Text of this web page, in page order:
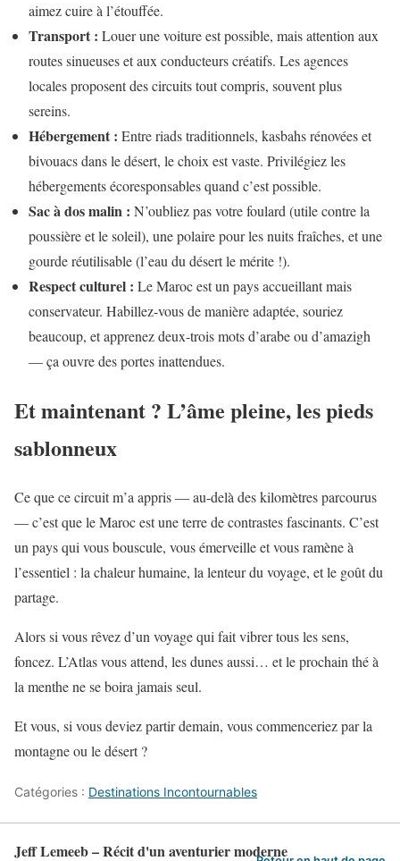
aimez cuire à l’étouffée.
Transport : Louer une voiture est possible, mais attention aux
routes sinueuses et aux conducteurs créatifs. Les agences
locales proposent des circuits tout compris, souvent plus
sereins.
Hébergement : Entre riads traditionnels, kasbahs rénovées et
bivouacs dans le désert, le choix est vaste. Privilégiez les
hébergements écoresponsables quand c’est possible.
Sac à dos malin : N’oubliez pas votre foulard (utile contre la
poussière et le soleil), une polaire pour les nuits fraîches, et une
gourde réutilisable (l’eau du désert le mérite !).
Respect culturel : Le Maroc est un pays accueillant mais
conservateur. Habillez-vous de manière adaptée, souriez
beaucoup, et apprenez deux-trois mots d’arabe ou d’amazigh
— ça ouvre des portes inattendues.
Et maintenant ? L’âme pleine, les pieds
sablonneux
Ce que ce circuit m’a appris — au-delà des kilomètres parcourus
— c’est que le Maroc est une terre de contrastes fascinants. C’est
un pays qui vous bouscule, vous émerveille et vous ramène à
l’essentiel : la chaleur humaine, la lenteur du voyage, et le goût du
partage.
Alors si vous rêvez d’un voyage qui fait vibrer tous les sens,
foncez. L’Atlas vous attend, les dunes aussi… et le prochain thé à
la menthe ne se boira jamais seul.
Et vous, si vous deviez partir demain, vous commenceriez par la
montagne ou le désert ?
Catégories : Destinations Incontournables
Jeff Lemeeb – Récit d'un aventurier moderne